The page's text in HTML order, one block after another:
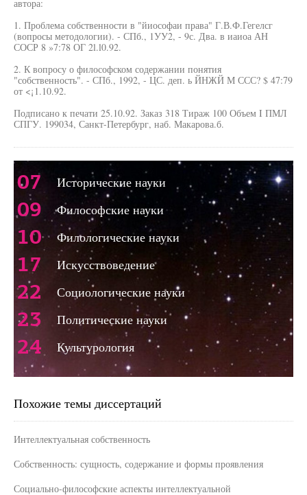
автора:
1. Проблема собственности в "йиософаи права" Г.В.Ф.Гегелсг
(вопросы методологии). - СПб., 1УУ2, - 9с. Два. в иаиоа АН
СОСР 8 »7:78 ОГ 2l.l0.92.
2. К вопросу о философском содержании понятия
"собственность". - СПб., 1992, - ЦС. деп. ь ЙНЖЙ М ССС? $ 47:79
от <¡1.10.92.
Подписано к печати 25.10.92. Заказ 318 Тираж 100 Объем I ПМЛ
СПГУ. 199034, Санкт-Петербург, наб. Макарова.б.
07 Исторические науки
09 Философские науки
10 Филологические науки
17 Искусствоведение
22 Социологические науки
23 Политические науки
24 Культурология
Похожие темы диссертаций
Интеллектуальная собственность
Собственность: сущность, содержание и формы проявления
Социально-философские аспекты интеллектуальной